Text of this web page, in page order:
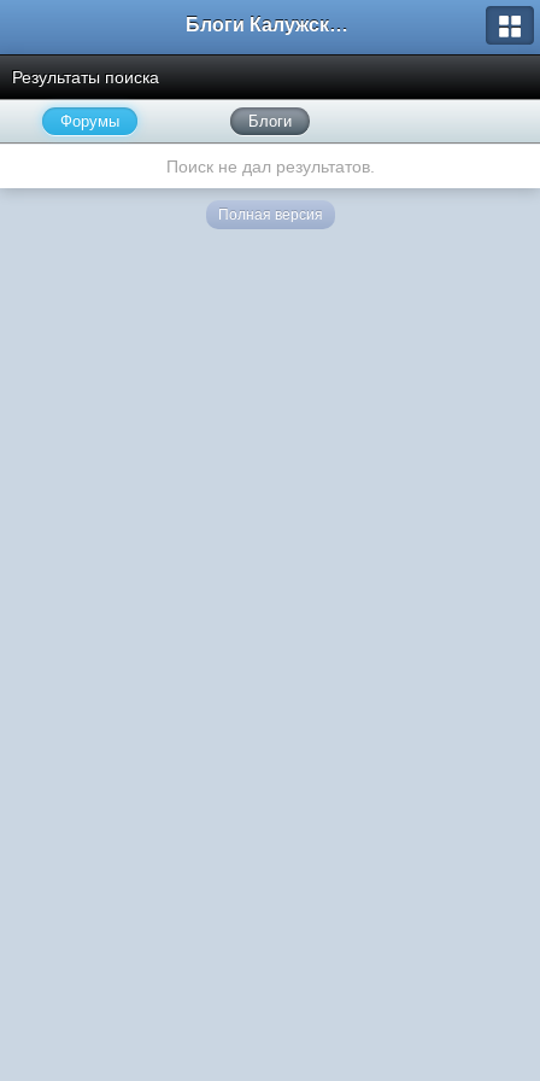
Блоги Калужского перекрестка
Результаты поиска
Форумы Блоги
Поиск не дал результатов.
Полная версия